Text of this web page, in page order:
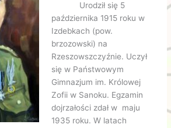
Urodził się 5
października 1915 roku w
Izdebkach (pow.
brzozowski) na
Rzeszowszczyźnie. Uczył
się w Państwowym
Gimnazjum im. Królowej
Zofii w Sanoku. Egzamin
dojrzałości zdał w maju
1935 roku. W latach